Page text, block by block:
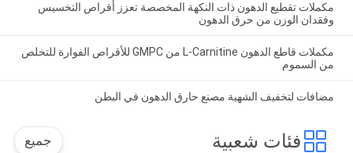
مكملات تقطيع الدهون ذات النكهة المخصصة تعزز أقراص التخسيس
وفقدان الوزن من حرق الدهون
مكملات قاطع الدهون L-Carnitine من GMPC للأقراص الفوارة للتخلص
من السموم
مضافات لتخفيف الشهية مصنع حارق الدهون في البطن
فئات شعبية جميع